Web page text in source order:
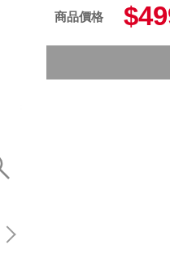
商品價格